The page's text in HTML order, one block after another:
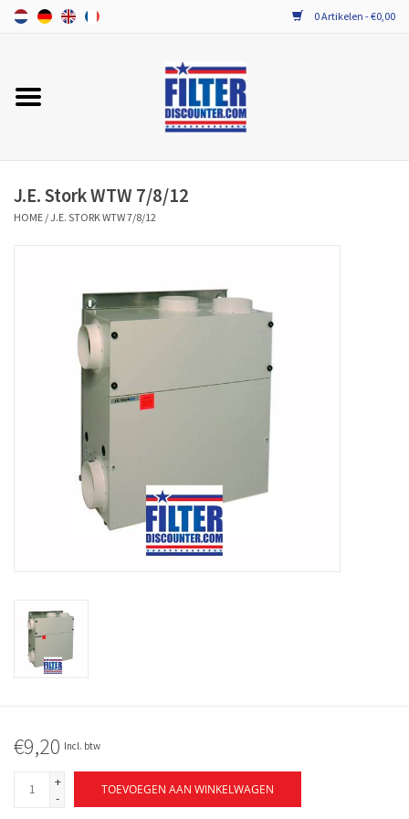
0 Artikelen - €0,00
Home
PROBIOTICA ONDERHOUD
J.E. Stork WTW 7/8/12
HOME / J.E. STORK WTW 7/8/12
€9,20 Incl. btw
+
-
TOEVOEGEN AAN WINKELWAGEN